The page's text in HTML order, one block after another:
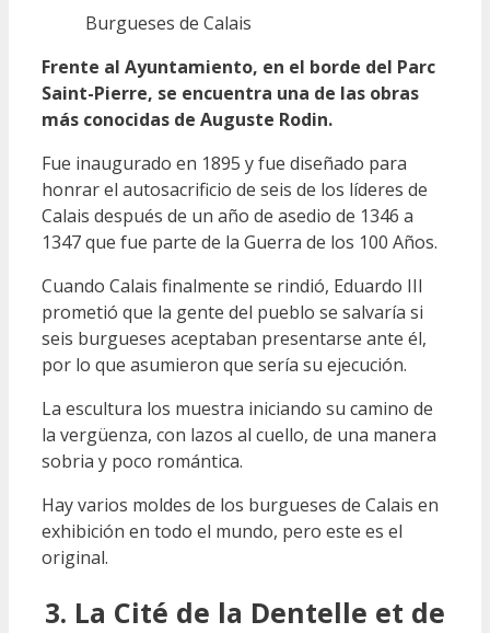
Burgueses de Calais
Frente al Ayuntamiento, en el borde del Parc
Saint-Pierre, se encuentra una de las obras
más conocidas de Auguste Rodin.
Fue inaugurado en 1895 y fue diseñado para
honrar el autosacrificio de seis de los líderes de
Calais después de un año de asedio de 1346 a
1347 que fue parte de la Guerra de los 100 Años.
Cuando Calais finalmente se rindió, Eduardo III
prometió que la gente del pueblo se salvaría si
seis burgueses aceptaban presentarse ante él,
por lo que asumieron que sería su ejecución.
La escultura los muestra iniciando su camino de
la vergüenza, con lazos al cuello, de una manera
sobria y poco romántica.
Hay varios moldes de los burgueses de Calais en
exhibición en todo el mundo, pero este es el
original.
3. La Cité de la Dentelle et de